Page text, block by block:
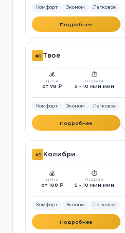
Комфорт Эконом Легковое
Подробнее
#1 Твое
💰
ЦЕНА
от 78 ₽
⏱️
ПОДАЧА
5 - 10 мин мин
Комфорт Эконом Легковое
Подробнее
#1 Колибри
💰
ЦЕНА
от 108 ₽
⏱️
ПОДАЧА
5 - 10 мин мин
Комфорт Эконом Легковое
Подробнее